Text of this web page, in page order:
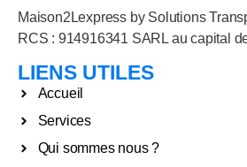
Maison2Lexpress by Solutions
RCS : 914916341 SARL au capital
LIENS UTILES
Accueil
Services
Qui sommes nous ?